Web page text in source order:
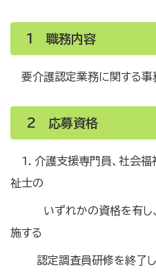
1 職務内容
要介護認定業務に関する事
2 応募資格
1．介護支援専門員、社会
祉士の
いずれかの資格を有し
施する
認定調査員研修を終了